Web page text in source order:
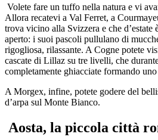
Volete fare un tuffo nella natura e vi
Allora recatevi a Val Ferret, a
trova vicino alla Svizzera e che d’estate
aperto: i suoi pascoli pullulano di
rigogliosa, rilassante. A Cogne potete
cascate di Lillaz su tre livelli, che
completamente ghiacciate formando
A Morgex, infine, potete godere del
d’arpa sul Monte Bianco.
Aosta, la piccola città